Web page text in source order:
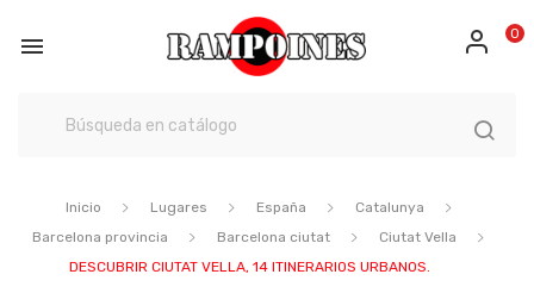
 0
Inicio Lugares España
Catalunya
Barcelona provincia
Barcelona ciutat
Ciutat Vella
DESCUBRIR CIUTAT VELLA, 14 ITINERARIOS URBANOS.